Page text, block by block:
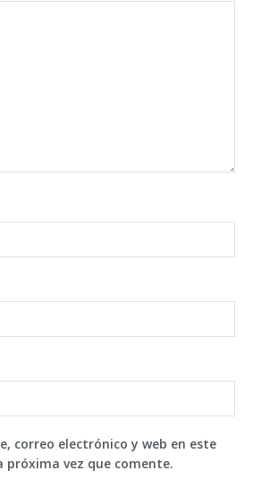
correo electrónico y web en este
próxima vez que comente.